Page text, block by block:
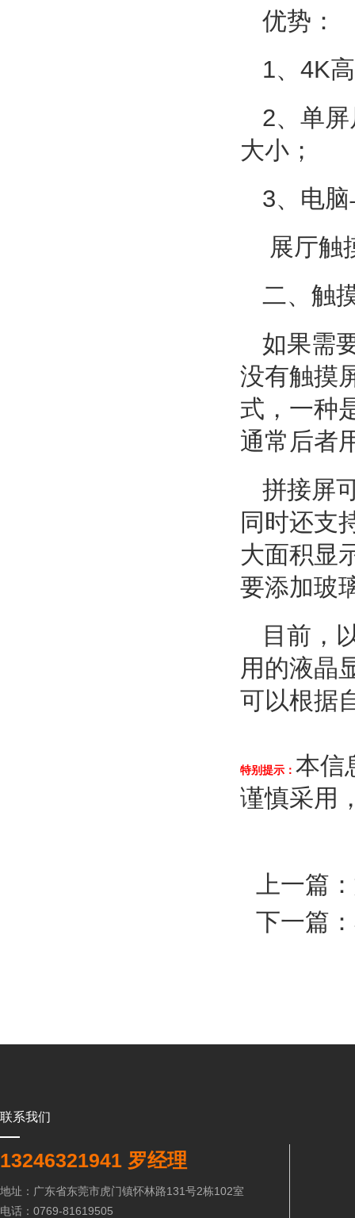
优势：
1、4K
2、单
大小；
3、电
展厅触
二、触
如果需
没有触摸
式，一种
通常后者
拼接屏
同时还支
大面积显
要添加玻
目前，
用的液晶
可以根据
特别提示： 本信
谨慎采用
上一篇：
下一篇：
联系我们
13246321941 罗经理
地址：广东省东莞市虎门镇怀林路131号2栋102室
电话：0769-81619505